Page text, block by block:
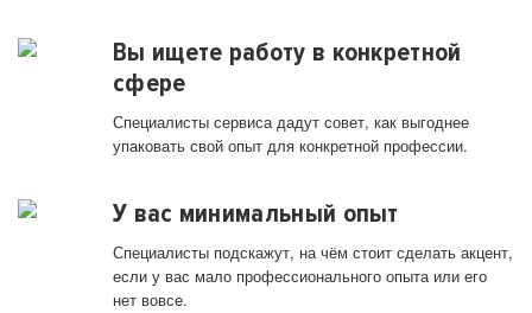
Вы ищете работу в конкретной
сфере
Специалисты сервиса дадут совет, как выгоднее
упаковать свой опыт для конкретной профессии.
У вас минимальный опыт
Специалисты подскажут, на чём стоит сделать акцент,
если у вас мало профессионального опыта или его
нет вовсе.